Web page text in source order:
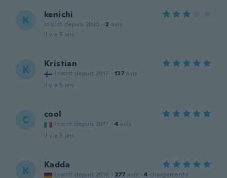
K kenichi
Inscrit depuis 2020 · 2 avis
il y a 5 ans
K Kristian
Inscrit depuis 2017 · 137 avis
il y a 5 ans
C cool
Inscrit depuis 2017 · 4 avis
il y a 5 ans
K Kadda
Inscrit depuis 2016 · 277 avis · 4 chargements